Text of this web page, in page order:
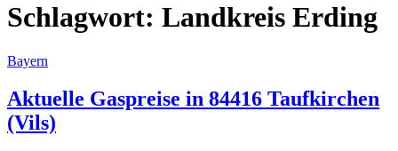
Schlagwort: Landkreis Erding
Bayern
Aktuelle Gaspreise in 84416 Taufkirchen
(Vils)